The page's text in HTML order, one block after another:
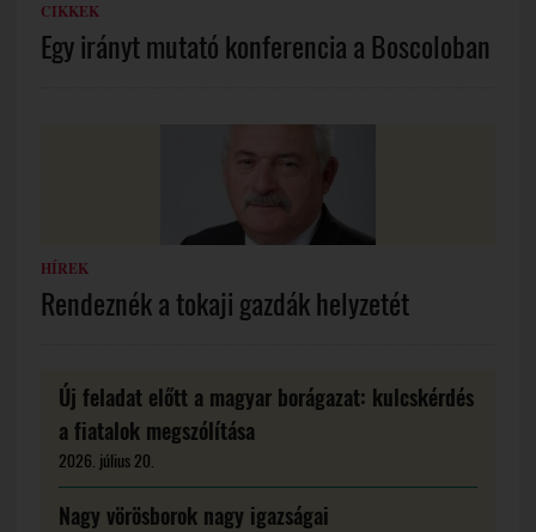
CIKKEK
Egy irányt mutató konferencia a Boscoloban
HÍREK
Rendeznék a tokaji gazdák helyzetét
Új feladat előtt a magyar borágazat: kulcskérdés
a fiatalok megszólítása
2026. július 20.
Nagy vörösborok nagy igazságai